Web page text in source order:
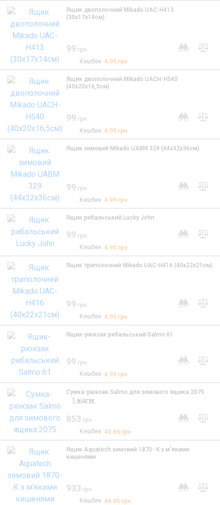
Ящик двополочний Mikado UAC-H413
(30x17x14см)
99 грн
Кешбек4.95 грн
Ящик двополочний Mikado UACH-H540
(40x20x16,5см)
99 грн
Кешбек4.95 грн
Ящик зимовий Mikado UABM 329 (44x32x36см)
99 грн
Кешбек4.95 грн
Ящик рибальський Lucky John
99 грн
Кешбек4.95 грн
Ящик триполочний Mikado UAC-H416 (40x22x21см)
99 грн
Кешбек4.95 грн
Ящик-рюкзак рибальський Salmo 61
99 грн
Кешбек4.95 грн
1 відгук
Сумка-рюкзак Salmo для зимового ящика 2075
853 грн
Кешбек42.65 грн
Ящик Aquatech зимовий 1870- К з м'якими
кишенями
933 грн
Кешбек46.65 грн